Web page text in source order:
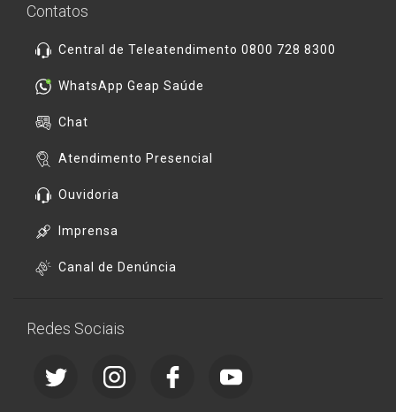
Contatos
Central de Teleatendimento 0800 728 8300
WhatsApp Geap Saúde
Chat
Atendimento Presencial
Ouvidoria
Imprensa
Canal de Denúncia
Redes Sociais